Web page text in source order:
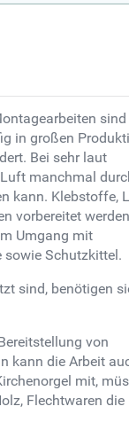
in großen
Bei sehr laut
manchmal
kann. Klebstoffe,
vorbereitet
Umgang mit
sowie Schutzkittel.
sind, benötigen
von
kann die Arbeit
mit,
Flechtwaren die